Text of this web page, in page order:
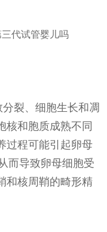
裂、细胞生长和凋
核和胞质成熟不同
过程可能引起卵母
而导致卵母细胞受
和核周鞘的畸形精